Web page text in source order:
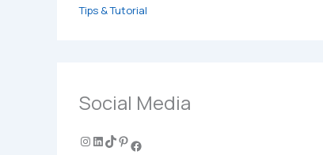
Tips & Tutorial
Social Media